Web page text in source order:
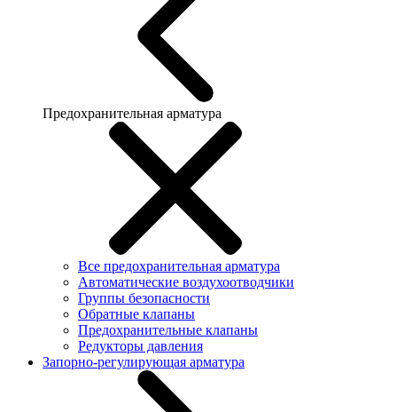
Предохранительная арматура
Все предохранительная арматура
Автоматические воздухоотводчики
Группы безопасности
Обратные клапаны
Предохранительные клапаны
Редукторы давления
Запорно-регулирующая арматура